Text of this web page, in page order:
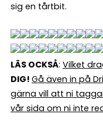
sig en tårtbit.
LÄS OCKSÅ: Vilket
DIG! Gå även in på
gärna vill att ni
vår sida om ni inte